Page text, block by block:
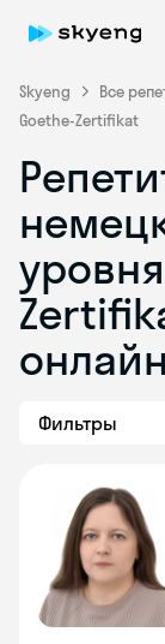
Skyeng Все
Goethe-Zertifikat
онлайн
Фильтры
Skyeng